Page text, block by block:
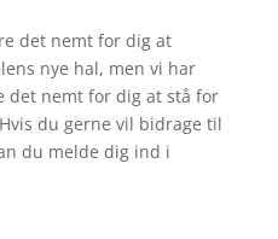
det nemt for dig at
nye hal, men vi har
det nemt for dig at stå for
du gerne vil bidrage til
du melde dig ind i